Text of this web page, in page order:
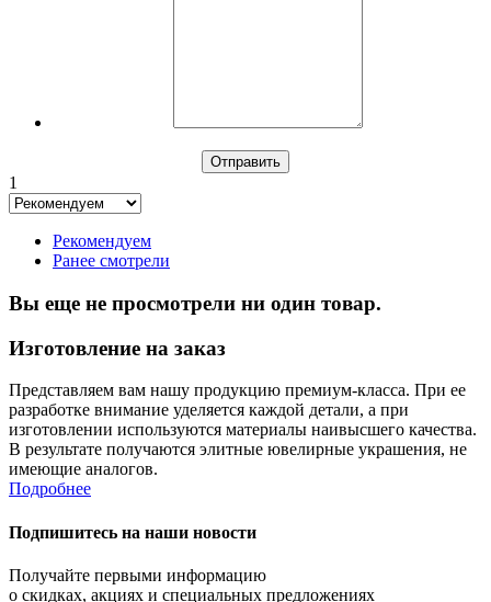
1
Рекомендуем
Ранее смотрели
Вы еще не просмотрели ни один товар.
Изготовление на заказ
Представляем вам нашу продукцию премиум-класса. При ее
разработке внимание уделяется каждой детали, а при
изготовлении используются материалы наивысшего качества.
В результате получаются элитные ювелирные украшения, не
имеющие аналогов.
Подробнее
Подпишитесь на наши новости
Получайте первыми информацию
о скидках, акциях и специальных предложениях